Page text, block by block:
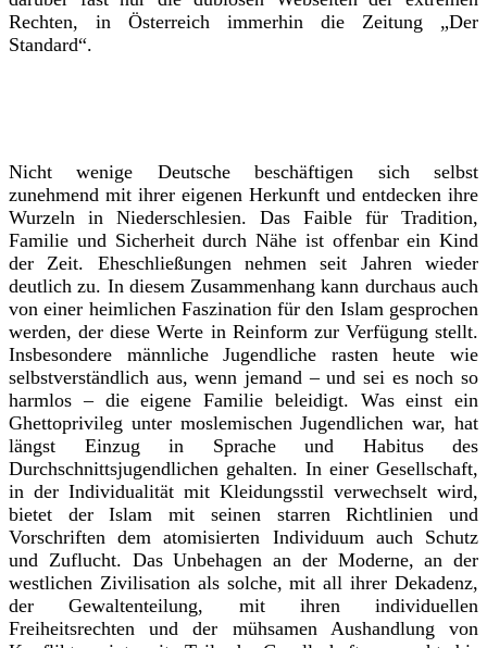
Rechten, in Österreich immerhin die Zeitung „Der
Standard“.
Nicht wenige Deutsche beschäftigen sich selbst
zunehmend mit ihrer eigenen Herkunft und entdecken ihre
Wurzeln in Niederschlesien. Das Faible für Tradition,
Familie und Sicherheit durch Nähe ist offenbar ein Kind
der Zeit. Eheschließungen nehmen seit Jahren wieder
deutlich zu. In diesem Zusammenhang kann durchaus auch
von einer heimlichen Faszination für den Islam gesprochen
werden, der diese Werte in Reinform zur Verfügung stellt.
Insbesondere männliche Jugendliche rasten heute wie
selbstverständlich aus, wenn jemand – und sei es noch so
harmlos – die eigene Familie beleidigt. Was einst ein
Ghettoprivileg unter moslemischen Jugendlichen war, hat
längst Einzug in Sprache und Habitus des
Durchschnittsjugendlichen gehalten. In einer Gesellschaft,
in der Individualität mit Kleidungsstil verwechselt wird,
bietet der Islam mit seinen starren Richtlinien und
Vorschriften dem atomisierten Individuum auch Schutz
und Zuflucht. Das Unbehagen an der Moderne, an der
westlichen Zivilisation als solche, mit all ihrer Dekadenz,
der Gewaltenteilung, mit ihren individuellen
Freiheitsrechten und der mühsamen Aushandlung von